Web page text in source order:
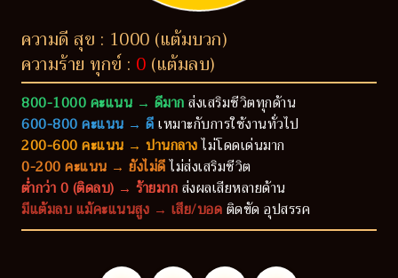
ความดี สุข : 1000 (แต้มบวก)
ความร้าย ทุกข์ : 0 (แต้มลบ)
800-1000 คะแนน → ดีมากส่งเสริมชีวิตทุกด้าน
600-800 คะแนน → ดีเหมาะกับการใช้งานทั่วไป
200-600 คะแนน → ปานกลางไม่โดดเด่นมาก
0-200 คะแนน → ยังไม่ดีไม่ส่งเสริมชีวิต
ต่ำกว่า 0 (ติดลบ) → ร้ายมากส่งผลเสียหลายด้าน
มีแต้มลบ แม้คะแนนสูง → เสีย/บอดติดขัด อุปสรรค